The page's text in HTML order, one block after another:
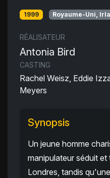
1999 Royaume-Uni,
RÉALISATEUR
Antonia Bird
CASTING
Rachel Weisz, Eddie
Meyers
Synopsis
Un jeune homme
manipulateur séduit
Londres, tandis